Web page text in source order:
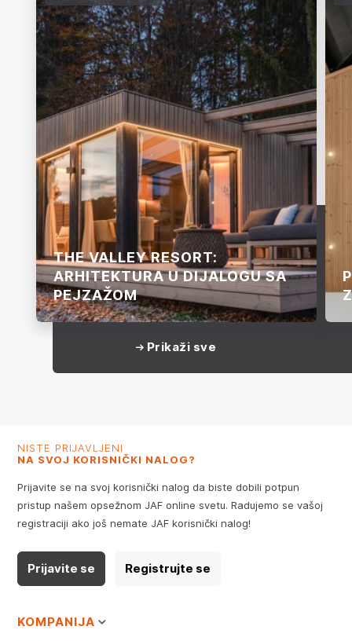
THE VALLEY RESORT:
ARHITEKTURA U DIJALOGU SA
PEJZAŽOM
Prikaži sve
NISTE PRIJAVLJENI
NA SVOJ KORISNIČKI NALOG?
Prijavite se na svoj korisnički nalog da biste dobili potpun
pristup našem opsežnom JAF online svetu. Radujemo se vašoj
registraciji ako još nemate JAF korisnički nalog!
Prijavite se Registrujte se
KOMPANIJA